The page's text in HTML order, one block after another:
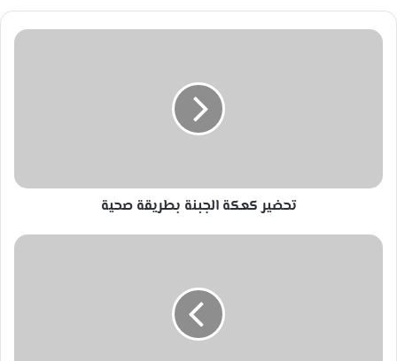
تحضير
تحضير كعكة الجبنة بطريقة صحية
وكيل